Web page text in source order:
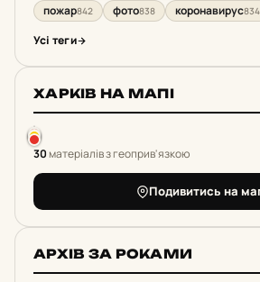
пожар842 фото838 коронавирус834
Усі теги
ХАРКІВ НА МАПІ
30матеріалів з геоприв'язкою
Подивитись на
АРХІВ ЗА РОКАМИ